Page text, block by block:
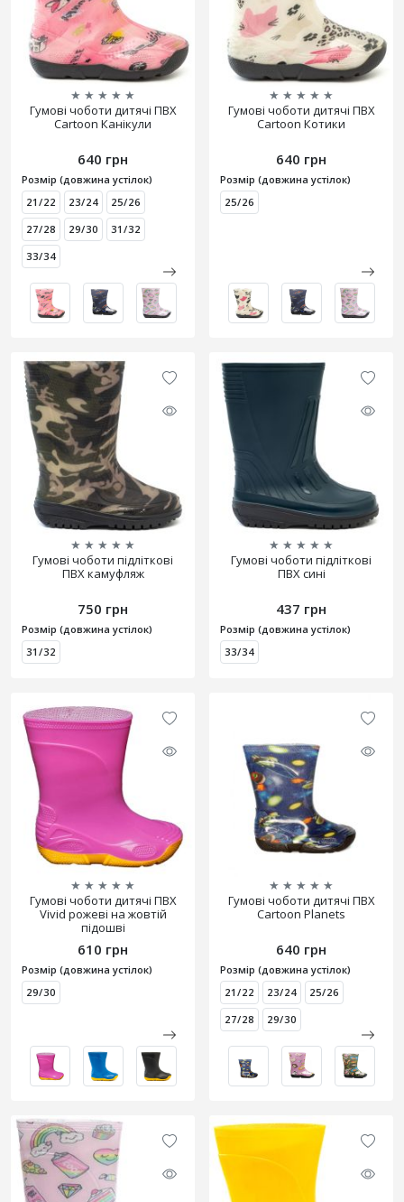
★ ★ ★ ★ ★
Гумові чоботи дитячі ПВХ
Cartoon Канікули
640 грн
Розмір (довжина устілок)
21/22
23/24
25/26
27/28
29/30
31/32
33/34
★ ★ ★ ★ ★
Гумові чоботи дитячі ПВХ
Cartoon Котики
640 грн
Розмір (довжина устілок)
25/26
★ ★ ★ ★ ★
Гумові чоботи підліткові
ПВХ камуфляж
750 грн
Розмір (довжина устілок)
31/32
★ ★ ★ ★ ★
Гумові чоботи підліткові
ПВХ сині
437 грн
Розмір (довжина устілок)
33/34
★ ★ ★ ★ ★
Гумові чоботи дитячі ПВХ
Vivid рожеві на жовтій
підошві
610 грн
Розмір (довжина устілок)
29/30
★ ★ ★ ★ ★
Гумові чоботи дитячі ПВХ
Cartoon Planets
640 грн
Розмір (довжина устілок)
21/22
23/24
25/26
27/28
29/30